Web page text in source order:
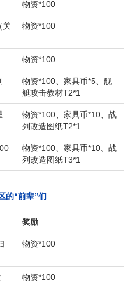
物资*100
关
物资*100
物资*100
物资*100、家具币*5、舰
艇攻击教材T2*1
物资*100、家具币*10、战
列改造图纸T2*1
物资*100、家具币*10、战
列改造图纸T3*1
的“前辈”们
奖励
物资*100
物资*100